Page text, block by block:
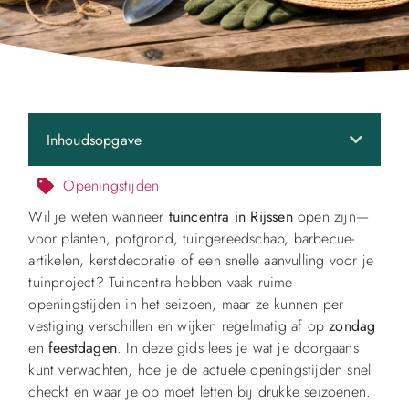
Wil je weten wanneer tuincentra in Rijssenopen zijn—
voor planten, potgrond, tuingereedschap, barbecue-
artikelen, kerstdecoratie of een snelle aanvulling voor je
tuinproject? Tuincentra hebben vaak ruime
openingstijden in het seizoen, maar ze kunnen per
vestiging verschillen en wijken regelmatig af opzondag
en feestdagen. In deze gids lees je wat je doorgaans
kunt verwachten, hoe je de actuele openingstijden snel
checkt en waar je op moet letten bij drukke seizoenen.
Inhoudsopgave
Openingstijden